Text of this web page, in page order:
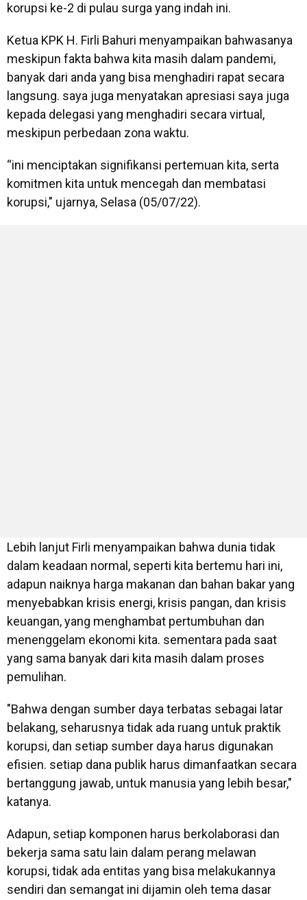
korupsi ke-2 di pulau surga yang indah ini.
Ketua KPK H. Firli Bahuri menyampaikan bahwasanya
meskipun fakta bahwa kita masih dalam pandemi,
banyak dari anda yang bisa menghadiri rapat secara
langsung. saya juga menyatakan apresiasi saya juga
kepada delegasi yang menghadiri secara virtual,
meskipun perbedaan zona waktu.
“ini menciptakan signifikansi pertemuan kita, serta
komitmen kita untuk mencegah dan membatasi
korupsi," ujarnya, Selasa (05/07/22).
Lebih lanjut Firli menyampaikan bahwa dunia tidak
dalam keadaan normal, seperti kita bertemu hari ini,
adapun naiknya harga makanan dan bahan bakar yang
menyebabkan krisis energi, krisis pangan, dan krisis
keuangan, yang menghambat pertumbuhan dan
menenggelam ekonomi kita. sementara pada saat
yang sama banyak dari kita masih dalam proses
pemulihan.
"Bahwa dengan sumber daya terbatas sebagai latar
belakang, seharusnya tidak ada ruang untuk praktik
korupsi, dan setiap sumber daya harus digunakan
efisien. setiap dana publik harus dimanfaatkan secara
bertanggung jawab, untuk manusia yang lebih besar,"
katanya.
Adapun, setiap komponen harus berkolaborasi dan
bekerja sama satu lain dalam perang melawan
korupsi, tidak ada entitas yang bisa melakukannya
sendiri dan semangat ini dijamin oleh tema dasar